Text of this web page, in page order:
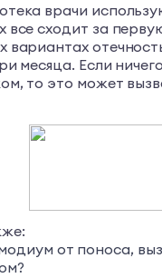
врачи
все сходит за
вариантах
месяца. Если
то это может
от поноса,